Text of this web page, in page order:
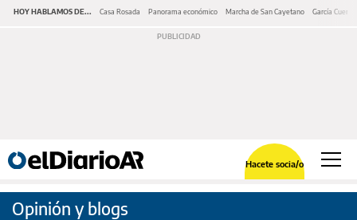
HOY HABLAMOS DE... Casa Rosada Panorama económico Marcha de San Cayetano García Cuerva
Hacete socia/o
Opinión y blogs